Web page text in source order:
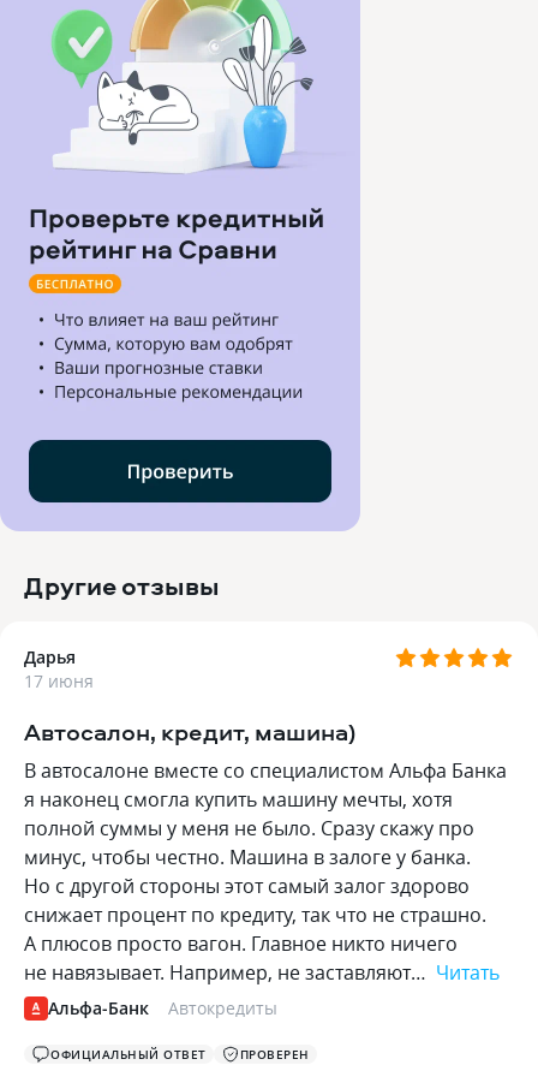
Другие отзывы
Дарья
17 июня
Автосалон, кредит, машина)
В автосалоне вместе со специалистом Альфа Банка
я наконец смогла купить машину мечты, хотя
полной суммы у меня не было. Сразу скажу про
минус, чтобы честно. Машина в залоге у банка.
Но с другой стороны этот самый залог здорово
снижает процент по кредиту, так что не страшно.
А плюсов просто вагон. Главное никто ничего
не навязывает. Например, не заставляют… Читать
Альфа-Банк Автокредиты
ОФИЦИАЛЬНЫЙ ОТВЕТ ПРОВЕРЕН